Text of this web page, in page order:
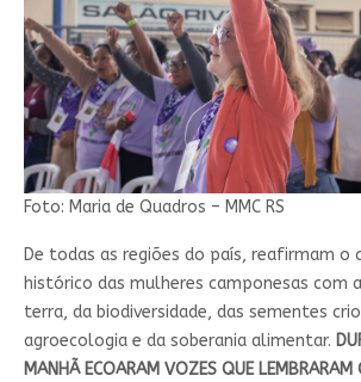
Foto: Maria de Quadros – MMC RS
De todas as regiões do país, reafirmam o
histórico das mulheres camponesas com
terra, da biodiversidade, das sementes
agroecologia e da soberania alimentar.
MANHÃ ECOARAM VOZES QUE LEMBRARAM